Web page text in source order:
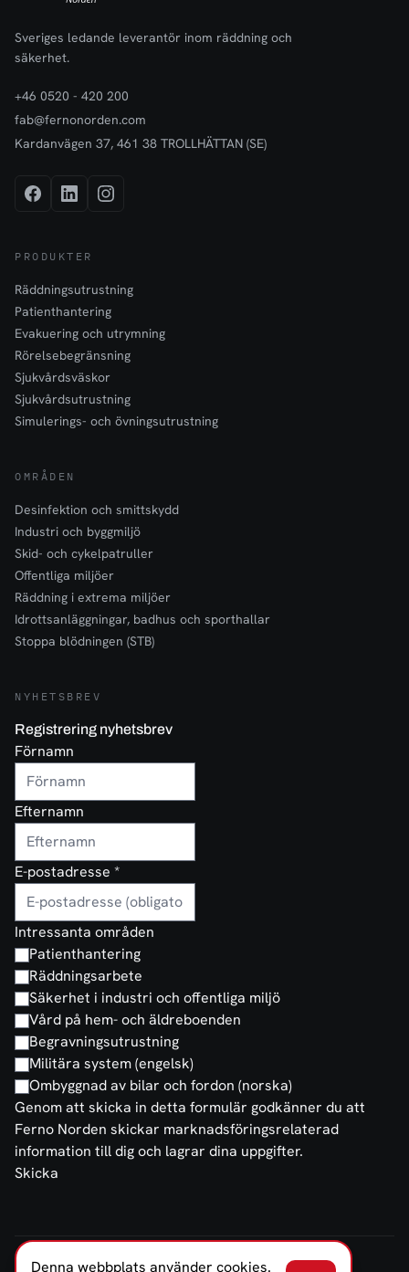
Sveriges ledande leverantör inom räddning och
säkerhet.
+46 0520 - 420 200
fab@fernonorden.com
Kardanvägen 37, 461 38 TROLLHÄTTAN (SE)
PRODUKTER
Räddningsutrustning
Patienthantering
Evakuering och utrymning
Rörelsebegränsning
Sjukvårdsväskor
Sjukvårdsutrustning
Simulerings- och övningsutrustning
OMRÅDEN
Desinfektion och smittskydd
Industri och byggmiljö
Skid- och cykelpatruller
Offentliga miljöer
Räddning i extrema miljöer
Idrottsanläggningar, badhus och sporthallar
Stoppa blödningen (STB)
NYHETSBREV
Registrering nyhetsbrev
Förnamn
Efternamn
E-postadresse *
Intressanta områden
Patienthantering
Räddningsarbete
Säkerhet i industri och offentliga miljö
Vård på hem- och äldreboenden
Begravningsutrustning
Militära system (engelsk)
Ombyggnad av bilar och fordon (norska)
Genom att skicka in detta formulär godkänner du att
Ferno Norden skickar marknadsföringsrelaterad
information till dig och lagrar dina uppgifter.
Skicka
FERNO NORDEN SVERIGE AB © 2026
Denna webbplats använder cookies.